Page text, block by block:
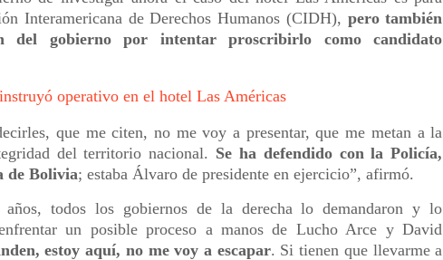
Interamericana de Derechos Humanos (CIDH), pero también
del gobierno por intentar proscribirlo como candidato
operativo en el hotel Las Américas
que me citen, no me voy a presentar, que me metan a la
del territorio nacional. Se ha defendido con la Policía,
de Bolivia; estaba Álvaro de presidente en ejercicio”, afirmó.
todos los gobiernos de la derecha lo demandaron y lo
un posible proceso a manos de Lucho Arce y David
estoy aquí, no me voy a escapar. Si tienen que llevarme a